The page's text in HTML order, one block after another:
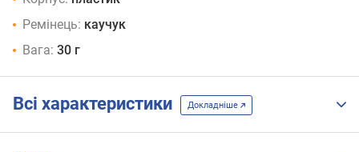
Ремінець: каучук
Вага: 30 г
Всі характеристики Докладніше